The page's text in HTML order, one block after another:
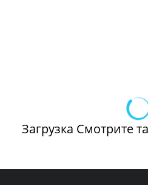
Загрузка Смотрите